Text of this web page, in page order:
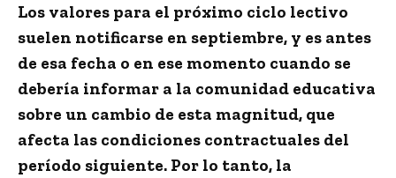
Los valores para el próximo ciclo lectivo
suelen notificarse en septiembre, y es antes
de esa fecha o en ese momento cuando se
debería informar a la comunidad educativa
sobre un cambio de esta magnitud, que
afecta las condiciones contractuales del
período siguiente. Por lo tanto, la